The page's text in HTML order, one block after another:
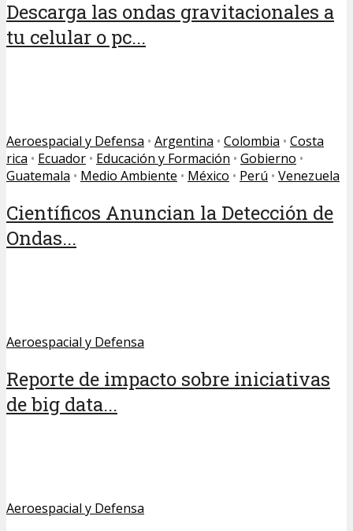
Descarga las ondas gravitacionales a
tu celular o pc...
Aeroespacial y Defensa • Argentina • Colombia • Costa
rica • Ecuador • Educación y Formación • Gobierno •
Guatemala • Medio Ambiente • México • Perú • Venezuela
Científicos Anuncian la Detección de
Ondas...
Aeroespacial y Defensa
Reporte de impacto sobre iniciativas
de big data...
Aeroespacial y Defensa